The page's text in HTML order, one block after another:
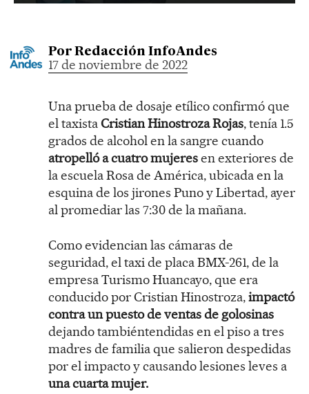
Por Redacción InfoAndes
17 de noviembre de 2022
Una prueba de dosaje etílico confirmó que
el taxistaCristian Hinostroza Rojas, tenía 1.5
grados de alcohol en la sangre cuando
atropelló a cuatro mujeresen exteriores de
la escuela Rosa de América, ubicada en la
esquina de los jirones Puno y Libertad, ayer
al promediar las 7:30 de la mañana.
Como evidencian las cámaras de
seguridad, el taxi de placa BMX-261, de la
empresa Turismo Huancayo, que era
conducido por Cristian Hinostroza,impactó
contra un puesto de ventas de golosinas
dejando tambiéntendidas en el piso a tres
madres de familia que salieron despedidas
por el impacto y causando lesiones leves a
una cuarta mujer.